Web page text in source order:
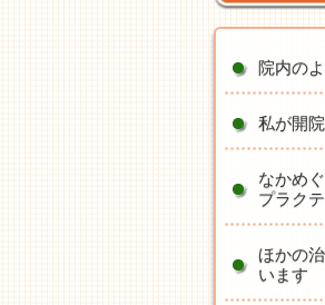
院内の
私が開
なかめ
プラク
ほかの
います